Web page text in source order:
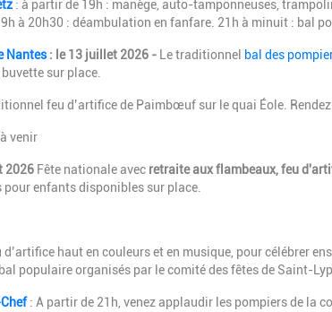
: à partir de 19h : manège, auto-tamponneuses,
à 20h30 : déambulation en fanfare. 21h à minuit : bal
Nantes: le 13 juillet 2026 - Le traditionnel bal des
sur place.
feu d’artifice de Paimbœuf sur le quai Éole.
venir
2026 Fête nationale avec retraite aux flambeaux, feu
enfants disponibles sur place.
d’artifice haut en couleurs et en musique, pour célébrer
populaire organisés par le comité des fêtes de Saint-
: A partir de 21h, venez applaudir les pompiers de la